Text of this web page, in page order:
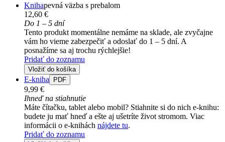
Knihapevná väzba s prebalom
12,60 €
Do 1 – 5 dní
Tento produkt momentálne nemáme na sklade, ale zvyčajne
vám ho vieme zabezpečiť a odoslať do 1 – 5 dní. A
posnažíme sa aj trochu rýchlejšie!
Pridať do zoznamu
Vložiť do košíka
E-kniha PDF
9,99 €
Ihneď na stiahnutie
Máte čítačku, tablet alebo mobil? Stiahnite si do nich e-knihu:
budete ju mať hneď a ešte aj ušetríte život stromom. Viac
informácii o e-knihách nájdete tu.
Pridať do zoznamu